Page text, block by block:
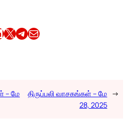
Share this article on X Share this article on TelegramEmail this Article
– மே
திருப்பலி வாசகங்கள் – மே
28, 2025
→